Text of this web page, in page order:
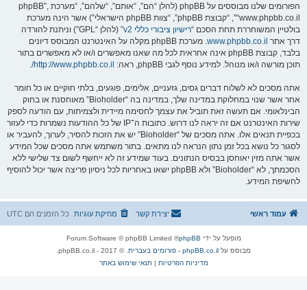
הפורומים שלנו מבוססים על phpBB (להלן “הם”, “אותם”, “שלהם”, “מערכת phpBB”,
“www.phpbb.co.il”, “קבוצת phpBB”, “צוות phpBB הישראלי”) אשר הינה מערכת
בולטיין המשוחררת תחת הסכם “רישיון ציבורי כללי v2
” (להלן “GPL”) וניתנת להורדה
דרך אתר www.phpbb.co.il
. מערכת phpBB מקלה על האינטרנט המבוסס דיונים
בלבד, קבוצת phpBB אינה אחראית לכל מה שאנו מאפשרים ו/או לא מאפשרים בתור
תוכן מורשה ו/או מנוהל. למידע נוסף לגבי phpBB, ראה:
http://www.phpbb.co.il/
.
אתה מסכים לא לשלוח דברים גסים, גזעניים, אלימים, פוגעים, בלתי חוקיים או כל חומר
אחר אשר שנוי במחלוקת במדינה שלך, במדינה בה “Bioholder” מאוחסנת או בחוק
הבינלאומי. אם תעשה זאת תוביל את עצמך לחסימה מיידית ולצמיתות, עם הודעה לספק
שירות האינטרנט אם זה יראה לנו דרוש. כתובות ה־IP של כל ההודעות נשמרות כדי לעזור
בכפיית תנאים אלו. אתה מסכים של “Bioholder” יש את הזכות להסיר, לערוך, להעביר או
לסגור כל נושא בכל זמן נתון הנראה לנו מתאים. בתור משתמש אתה מסכים שכל המידע
אשר אתה מזין יאוחסן בבסיס הנתונים. בעוד שמידע זה לא ייחשף לשום צד שלישי ללא
הסכמתך, לא “Bioholder” ולא phpBB ישאו באחריות לכל ניסיון פריצה אשר יכול להוסיף
לחשיפת המידע.
עמוד ראשי כל הזמנים הם UTC מחיקת עוגיות יצירת קשר
מופעל על ידי phpBB
® Forum Software © phpBB Limited
מבוסס על phpBB.co.il - פורומים בעברית
. © 2017 - phpBB.co.il.
מדיניות הפרטיות |תנאי שימוש באתר